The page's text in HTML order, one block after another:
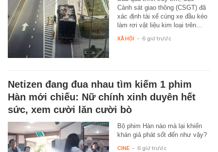
Cảnh sát giao thông (CSGT) đã
xác định tài xế cùng xe đầu kéo
làm rơi vật liệu kim loại trên…
XÃ HỘI - 6 giờ trước
Netizen đang đua nhau tìm kiếm 1 phim
Hàn mới chiếu: Nữ chính xinh duyên hết
sức, xem cười lăn cười bò
Bộ phim Hàn nào mà lại khiến
khán giả phát sốt đến như vậy?
CINE - 6 giờ trước